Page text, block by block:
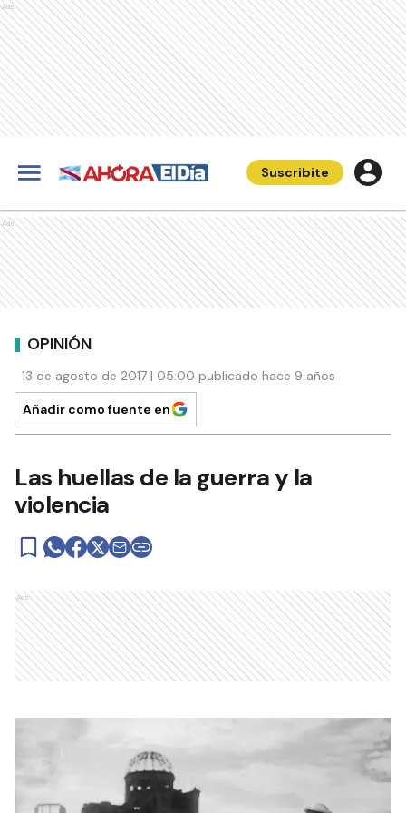
Ads
Suscribite
Ads
OPINIÓN
13 de agosto de 2017 | 05:00 publicado hace 9 años
Añadir como fuente en
Las huellas de la guerra y la
violencia
Ads